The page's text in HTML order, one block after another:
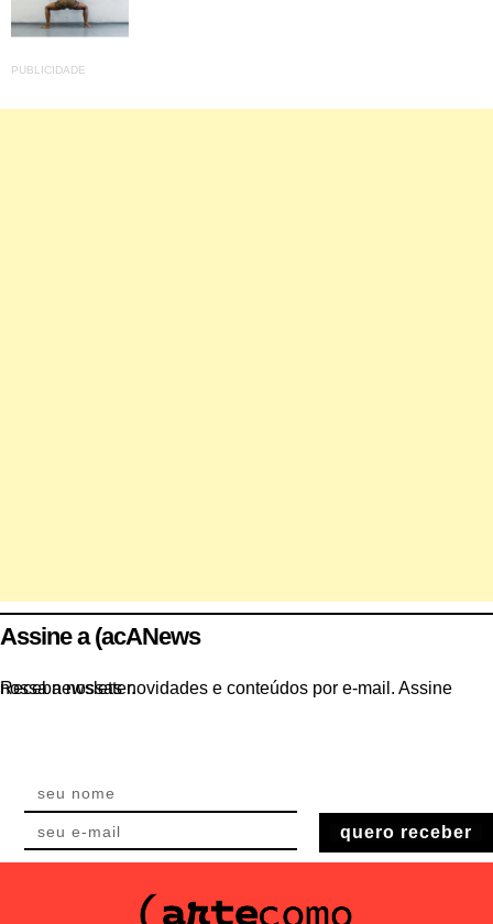
PUBLICIDADE
Assine a (acANews
Receba nossas novidades e conteúdos por e-mail. Assine nossa newsletter.
quero receber